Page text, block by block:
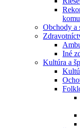
Obchody a
Iné
Kultúra a